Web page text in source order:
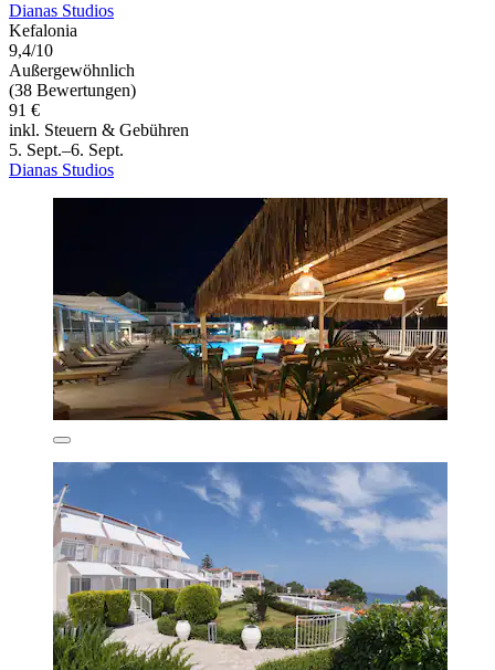
Dianas Studios
Kefalonia
9,4/10
Außergewöhnlich
(38 Bewertungen)
91 €
inkl. Steuern & Gebühren
5. Sept.–6. Sept.
Dianas Studios